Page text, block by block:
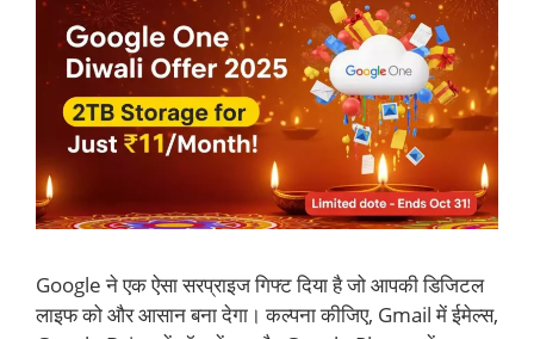
Google ने एक ऐसा सरप्राइज गिफ्ट दिया है जो आपकी डिजिटल
लाइफ को और आसान बना देगा। कल्पना कीजिए, Gmail में ईमेल्स,